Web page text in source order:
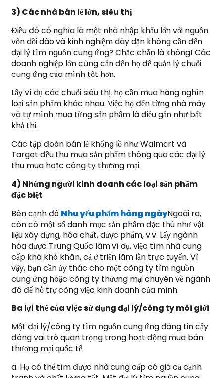
3) Các nhà bán lẻ lớn, siêu thị
Điều đó có nghĩa là một nhà nhập khẩu lớn với nguồn
vốn dồi dào và kinh nghiệm dày dặn không cần đến
đại lý tìm nguồn cung ứng? Chắc chắn là không! Các
doanh nghiệp lớn cũng cần đến họ để quản lý chuỗi
cung ứng của mình tốt hơn.
Lấy ví dụ các chuỗi siêu thị, họ cần mua hàng nghìn
loại sản phẩm khác nhau. Việc họ đến từng nhà máy
và tự mình mua từng sản phẩm là điều gần như bất
khả thi.
Các tập đoàn bán lẻ khổng lồ như Walmart và
Target đều thu mua sản phẩm thông qua các đại lý
thu mua hoặc công ty thương mại.
4) Những người kinh doanh các loại sản phẩm
đặc biệt
Bên cạnh đó Nhu yếu phẩm hàng ngàyNgoài ra,
còn có một số danh mục sản phẩm đặc thù như vật
liệu xây dựng, hóa chất, dược phẩm, v.v. Lấy ngành
hóa dược Trung Quốc làm ví dụ, việc tìm nhà cung
cấp khá khó khăn, cả ở triển lãm lẫn trực tuyến. Vì
vậy, bạn cần ủy thác cho một công ty tìm nguồn
cung ứng hoặc công ty thương mại chuyên về ngành
đó để hỗ trợ công việc kinh doanh của mình.
Ba lợi thế của việc sử dụng đại lý/công ty môi giới
Một đại lý/công ty tìm nguồn cung ứng đáng tin cậy
đóng vai trò quan trọng trong hoạt động mua bán
thương mại quốc tế.
a. Họ có thể tìm được nhà cung cấp có giá cả cạnh